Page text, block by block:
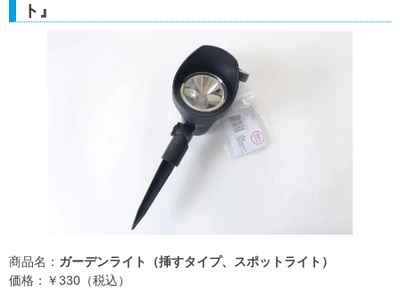
ト』
商品名： ガーデンライト（挿すタイプ、スポットライト）
価格：￥330（税込）